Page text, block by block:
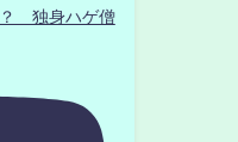
？ 独身ハゲ僧